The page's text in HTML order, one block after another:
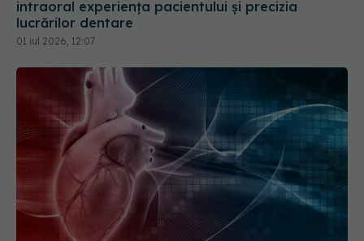
Medicii din Cluj au realizat o premieră în tratarea
aritmiilor cardiace